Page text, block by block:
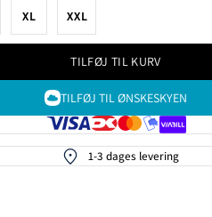
XL XXL
TILFØJ TIL KURV
TILFØJ TIL ØNSKESKYEN
1-3 dages levering